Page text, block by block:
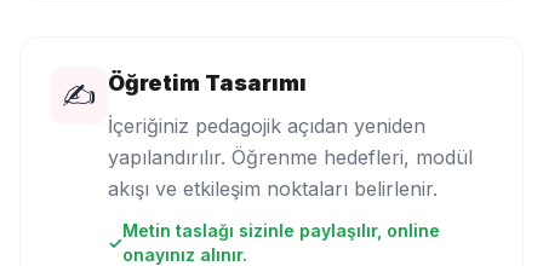
✍️ Öğretim Tasarımı
İçeriğiniz pedagojik açıdan yeniden
yapılandırılır. Öğrenme hedefleri, modül
akışı ve etkileşim noktaları belirlenir.
✓
Metin taslağı sizinle paylaşılır, online
onayınız alınır.